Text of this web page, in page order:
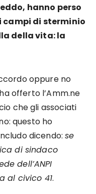
hanno perso
campi di sterminio
della vita: la
oppure no
offerto l’Amm.ne
che gli associati
questo ho
dicendo:se
di sindaco
dell’ANPI
al civico 41.